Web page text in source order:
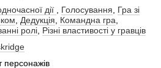
дії Голосування
Гра зі
Дедукція Командна гра
ролі Різні властивості у гравців
персонажів